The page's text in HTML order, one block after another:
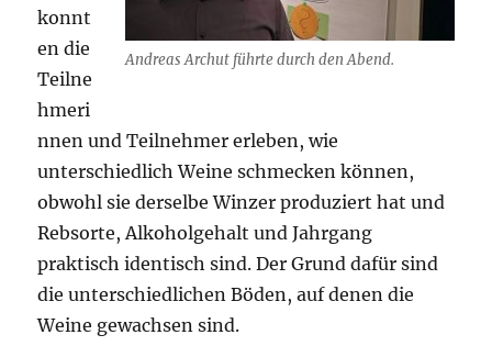
Andreas Archut führte durch den Abend.
konnt
en die
Teilne
hmeri
nnen und Teilnehmer erleben, wie
unterschiedlich Weine schmecken können,
obwohl sie derselbe Winzer produziert hat und
Rebsorte, Alkoholgehalt und Jahrgang
praktisch identisch sind. Der Grund dafür sind
die unterschiedlichen Böden, auf denen die
Weine gewachsen sind.